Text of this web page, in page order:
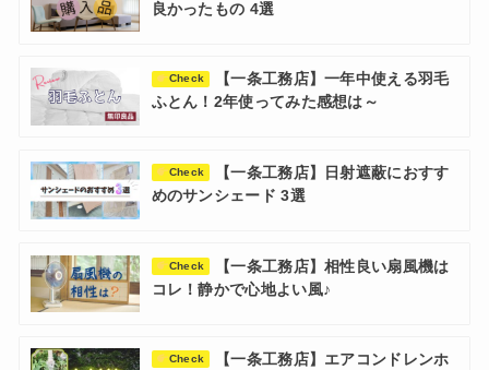
良かったもの 4選
Check
【一条工務店】一年中使える羽毛
ふとん！2年使ってみた感想は～
Check
【一条工務店】日射遮蔽におすす
めのサンシェード 3選
Check
【一条工務店】相性良い扇風機は
コレ！静かで心地よい風♪
Check
【一条工務店】エアコンドレンホ